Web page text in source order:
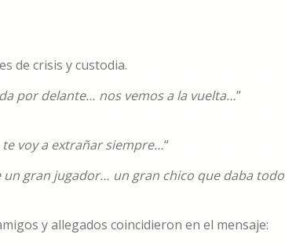
de crisis y custodia.
por delante… nos vemos a la vuelta…”
voy a extrañar siempre…“
gran jugador… un gran chico que daba todo
y allegados coincidieron en el mensaje: